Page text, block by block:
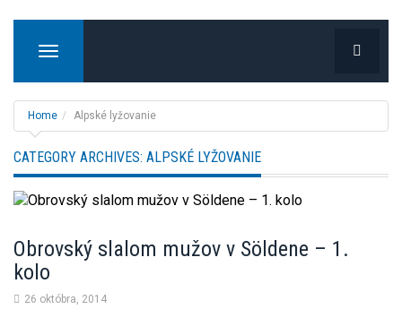
T
g
l
e
n
v
g
a
Home Alpské lyžovanie
CATEGORY ARCHIVES: ALPSKÉ LYŽOVANIE
Obrovský slalom mužov v Söldene – 1.
kolo
26 októbra, 2014